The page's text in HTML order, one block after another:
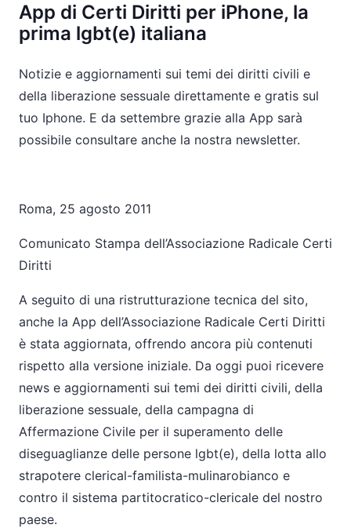
App di Certi Diritti per iPhone, la
prima lgbt(e) italiana
Notizie e aggiornamenti sui temi dei diritti civili e
della liberazione sessuale direttamente e gratis sul
tuo Iphone. E da settembre grazie alla App sarà
possibile consultare anche la nostra newsletter.
Roma, 25 agosto 2011
Comunicato Stampa dell’Associazione Radicale Certi
Diritti
A seguito di una ristrutturazione tecnica del sito,
anche la App dell’Associazione Radicale Certi Diritti
è stata aggiornata, offrendo ancora più contenuti
rispetto alla versione iniziale. Da oggi puoi ricevere
news e aggiornamenti sui temi dei diritti civili, della
liberazione sessuale, della campagna di
Affermazione Civile per il superamento delle
diseguaglianze delle persone lgbt(e), della lotta allo
strapotere clerical-familista-mulinarobianco e
contro il sistema partitocratico-clericale del nostro
paese.